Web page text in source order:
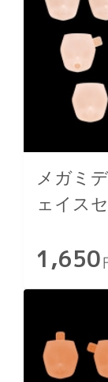
メガミ
ェイス
1,650